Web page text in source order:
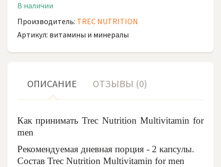
В наличии
Производитель: TREC NUTRITION
Артикул: витамины и минералы
ОПИСАНИЕ ОТЗЫВЫ (0)
Как принимать Trec Nutrition Multivitamin for
men
Рекомендуемая дневная порция - 2 капсулы.
Состав Trec Nutrition Multivitamin for men